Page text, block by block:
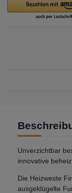
Unverzichtbar
innovative
Die Heizweste
ausgeklügelte